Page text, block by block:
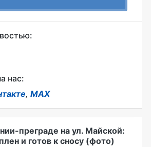
нас:
, MAX
преграде на ул. Майской:
и готов к сносу (фото)